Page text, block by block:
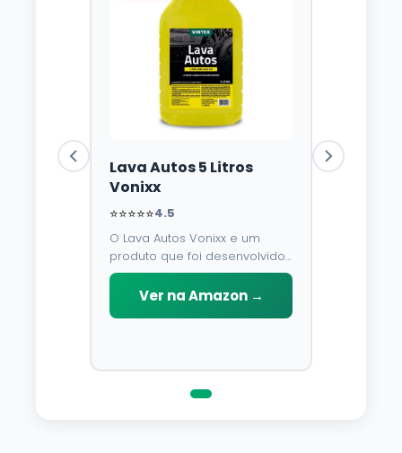
Lava Autos 5 Litros
Vonixx
⭐⭐⭐⭐⭐4.5
O Lava Autos Vonixx e um
produto que foi desenvolvido
para limpar, proteger e
conservar a lataria do veiculo.
Por possuir pH neutro, pode
Ver na Amazon →